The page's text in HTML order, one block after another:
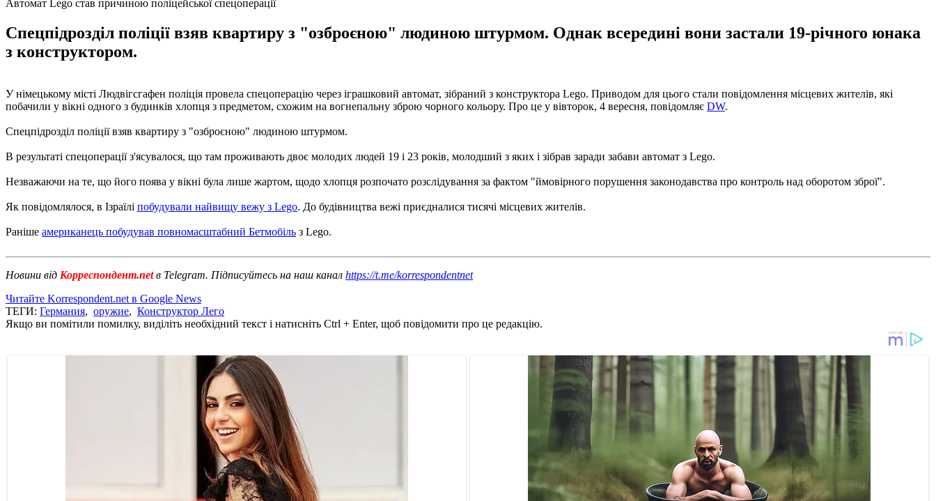
Автомат Lego став причиною поліцейської спецоперації
Спецпідрозділ поліції взяв квартиру з "озброєною" людиною штурмом. Однак всередині вони застали 19-річного юнака
з конструктором.
У німецькому місті Людвігсгафен поліція провела спецоперацію через іграшковий автомат, зібраний з конструктора Lego. Приводом для цього стали повідомлення місцевих жителів, які
побачили у вікні одного з будинків хлопця з предметом, схожим на вогнепальну зброю чорного кольору. Про це у вівторок, 4 вересня, повідомляє DW.
Спецпідрозділ поліції взяв квартиру з "озброєною" людиною штурмом.
В результаті спецоперації з'ясувалося, що там проживають двоє молодих людей 19 і 23 років, молодший з яких і зібрав заради забави автомат з Lego.
Незважаючи на те, що його поява у вікні була лише жартом, щодо хлопця розпочато розслідування за фактом "ймовірного порушення законодавства про контроль над оборотом зброї".
Як повідомлялося, в Ізраїлі побудували найвищу вежу з Lego. До будівництва вежі приєдналися тисячі місцевих жителів.
Раніше американець побудував повномасштабний Бетмобіль з Lego.
Новини від Корреспондент.netв Telegram. Підписуйтесь на наш канал https://t.me/korrespondentnet
Читайте Korrespondent.net в Google News
ТЕГИ: Германия, оружие, Конструктор Лего
Якщо ви помітили помилку, виділіть необхідний текст і натисніть Ctrl + Enter, щоб повідомити про це редакцію.